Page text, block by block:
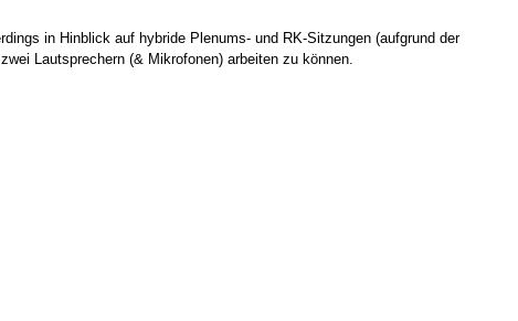
in Hinblick auf hybride Plenums- und RK-Sitzungen (aufgrund der
Lautsprechern (& Mikrofonen) arbeiten zu können.